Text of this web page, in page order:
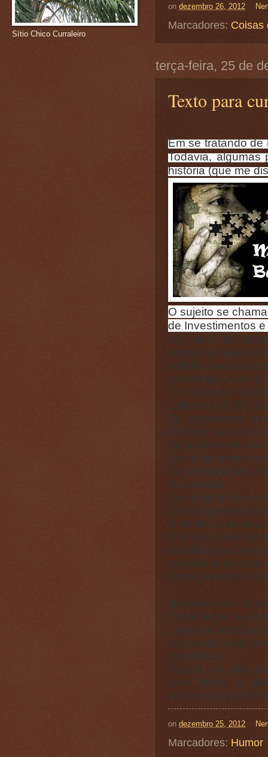
on dezembro 26, 2012
Marcadores: Coisas
terça-feira, 25 de
Texto para
Em se tratando
Todavia, algumas
história (que me
O sujeito se
de Investimentos
Em junho de
projeto de ajuda à
boletim mensal
comentário bem-
"O Governo
bolsa de U$
Se gastarmos
dinheiro vai para a
Se gastarmos
Se comprarmos
Se comprarmos
Guatemala.
Se comprarmos
Se comprarmos
E nenhum
O único meio de
prostitutas e
considerando que
Estou fazendo a
Resposta de um
"Realmente a
Lamento
comprada pela
prostitutas.
Porém, se elas
seus filhos, o
concentração de
on dezembro 25, 2012
Marcadores: Humor
Sítio Chico Curraleiro